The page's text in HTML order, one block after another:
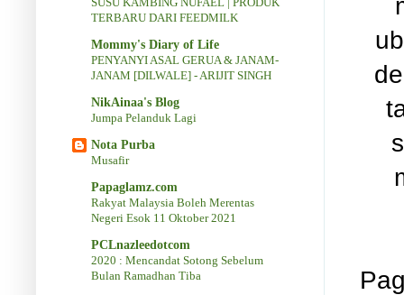
TERBARU DARI FEEDMILK
Mommy's Diary of Life
PENYANYI ASAL GERUA & JANAM-
JANAM [DILWALE] - ARIJIT SINGH
NikAinaa's Blog
Jumpa Pelanduk Lagi
Nota Purba
Musafir
Papaglamz.com
Rakyat Malaysia Boleh Merentas
Negeri Esok 11 Oktober 2021
PCLnazleedotcom
2020 : Mencandat Sotong Sebelum
Bulan Ramadhan Tiba